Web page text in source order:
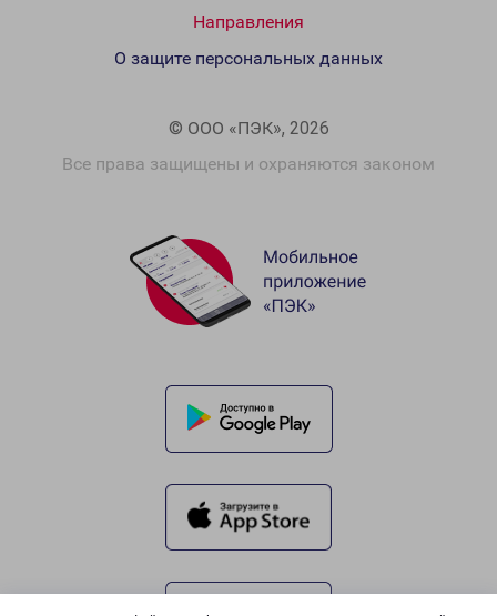
Направления
© ООО «ПЭК», 2026
Все права защищены и охраняются законом
О защите персональных данных